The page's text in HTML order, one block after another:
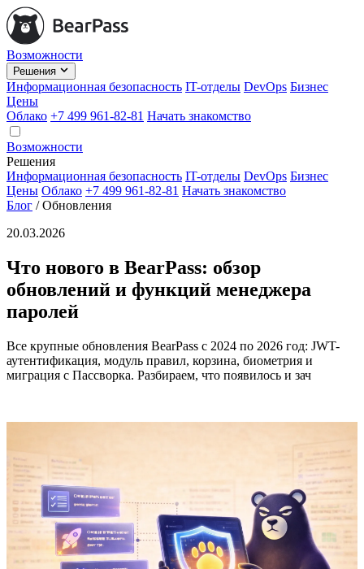
Возможности
Решения
Информационная безопасность IT-отделы DevOps Бизнес
Цены
Облако +7 499 961-82-81 Начать знакомство
Возможности
Решения
Информационная безопасность IT-отделы DevOps Бизнес
Цены Облако +7 499 961-82-81 Начать знакомство
Блог / Обновления
20.03.2026
Что нового в BearPass: обзор
обновлений и функций менеджера
паролей
Все крупные обновления BearPass с 2024 по 2026 год: JWT-
аутентификация, модуль правил, корзина, биометрия и
миграция с Пассворка. Разбираем, что появилось и зач